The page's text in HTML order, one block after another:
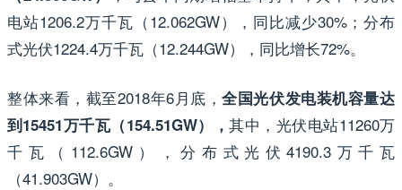
电站1206.2万千瓦（12.062GW），同比减少30%；分布
式光伏1224.4万千瓦（12.244GW），同比增长72%。
整体来看，截至2018年6月底，全国光伏发电装机容量达
到15451万千瓦（154.51GW），其中，光伏电站11260万
千瓦（112.6GW），分布式光伏4190.3万千瓦
（41.903GW）。